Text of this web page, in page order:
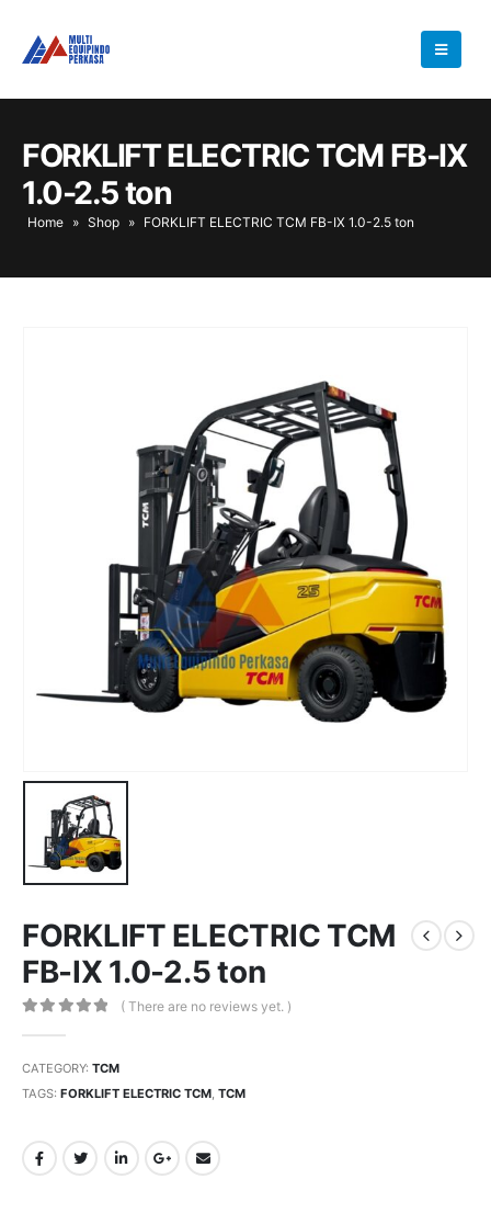
FORKLIFT ELECTRIC TCM FB-IX
1.0-2.5 ton
Home » Shop » FORKLIFT ELECTRIC TCM FB-IX 1.0-2.5 ton
FORKLIFT ELECTRIC TCM
FB-IX 1.0-2.5 ton
( There are no reviews yet. )
CATEGORY: TCM
TAGS: FORKLIFT ELECTRIC TCM, TCM